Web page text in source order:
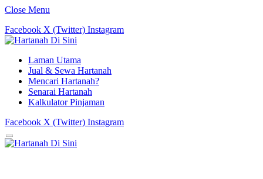
Close Menu
Facebook X (Twitter) Instagram
Laman Utama
Jual & Sewa Hartanah
Mencari Hartanah?
Senarai Hartanah
Kalkulator Pinjaman
Facebook X (Twitter) Instagram